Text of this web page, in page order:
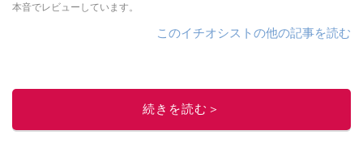
本音でレビューしています。
このイチオシストの他の記事を読む
続きを読む＞